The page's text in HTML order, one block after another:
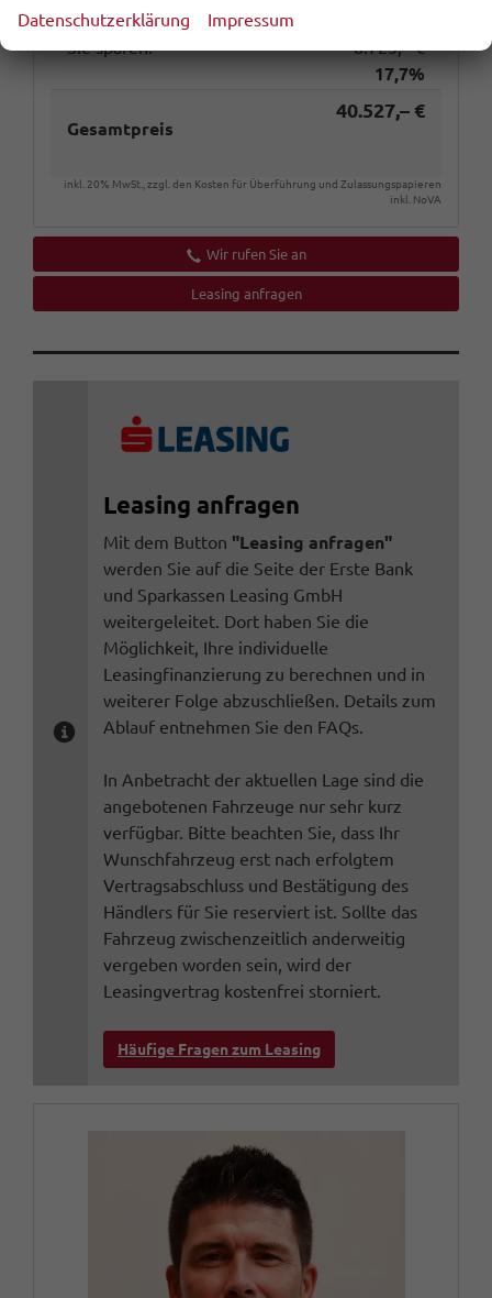
Überführungskosten
Sie sparen:
8.723,– €
17,7%
Gesamtpreis
40.527,– €
inkl. 20% MwSt., zzgl. den Kosten für Überführung und Zulassungspapieren
inkl. NoVA
Wir rufen Sie an
Leasing anfragen
Leasing anfragen
Mit dem Button "Leasing anfragen"
werden Sie auf die Seite der Erste Bank
und Sparkassen Leasing GmbH
weitergeleitet. Dort haben Sie die
Möglichkeit, Ihre individuelle
Leasingfinanzierung zu berechnen und in
weiterer Folge abzuschließen. Details zum
Ablauf entnehmen Sie den FAQs.
In Anbetracht der aktuellen Lage sind die
angebotenen Fahrzeuge nur sehr kurz
verfügbar. Bitte beachten Sie, dass Ihr
Wunschfahrzeug erst nach erfolgtem
Vertragsabschluss und Bestätigung des
Händlers für Sie reserviert ist. Sollte das
Fahrzeug zwischenzeitlich anderweitig
vergeben worden sein, wird der
Leasingvertrag kostenfrei storniert.
Häufige Fragen zum Leasing
Datenschutzerklärung Impressum